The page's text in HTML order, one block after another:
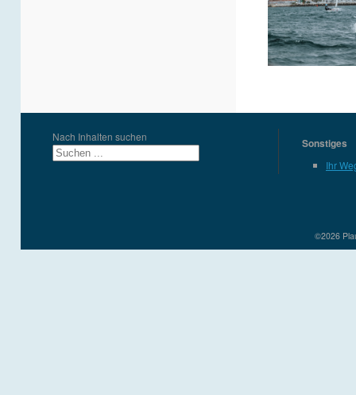
Nach Inhalten suchen Sonstiges
Ihr
©2026